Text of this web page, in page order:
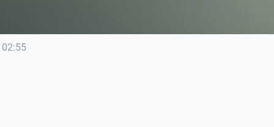
02:55